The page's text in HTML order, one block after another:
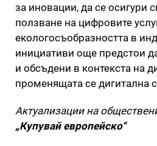
за иновации, да се осигури
ползване на цифровите
екологосъобразността в
инициативи още предстои
и обсъдени в контекста на
променящата се дигитална
Актуализации на
„Купувай европейско“